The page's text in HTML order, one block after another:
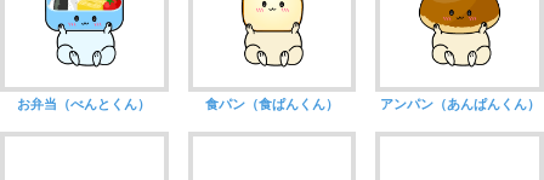
お弁当（べんとくん） 食パン（食ぱんくん） アンパン（あんぱんくん）